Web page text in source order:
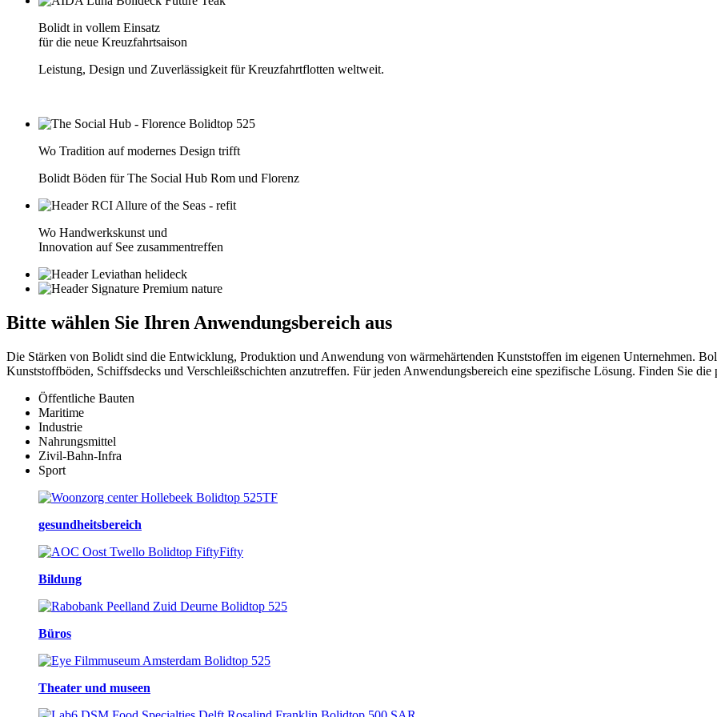
Bolidt in vollem Einsatz
für die neue Kreuzfahrtsaison
Leistung, Design und Zuverlässigkeit für Kreuzfahrtflotten weltweit.
Wo Tradition auf modernes Design trifft
Bolidt Böden für The Social Hub Rom und Florenz
Wo Handwerkskunst und
Innovation auf See zusammentreffen
Bitte wählen Sie Ihren Anwendungsbereich aus
Die Stärken von Bolidt sind die Entwicklung, Produktion und Anwendung von wärmehärtenden Kunststoffen im eigenen Unternehmen.
Kunststoffböden, Schiffsdecks und Verschleißschichten anzutreffen. Für jeden Anwendungsbereich eine spezifische Lösung. Finden Sie
Öffentliche Bauten
Maritime
Industrie
Nahrungsmittel
Zivil-Bahn-Infra
Sport
gesundheitsbereich
Bildung
Büros
Theater und museen